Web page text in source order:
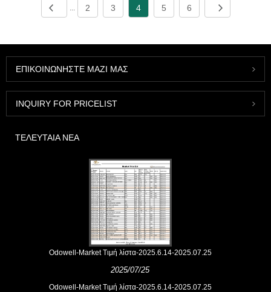
2 3 4 5 6
ΕΠΙΚΟΙΝΩΝΉΣΤΕ ΜΑΖΊ ΜΑΣ
INQUIRY FOR PRICELIST
ΤΕΛΕΥΤΑΊΑ ΝΈΑ
Odowell-Market Τιμή λίστα-2025.6.14-2025.07.25
2025/07/25
Odowell-Market Τιμή λίστα-2025.6.14-2025.07.25